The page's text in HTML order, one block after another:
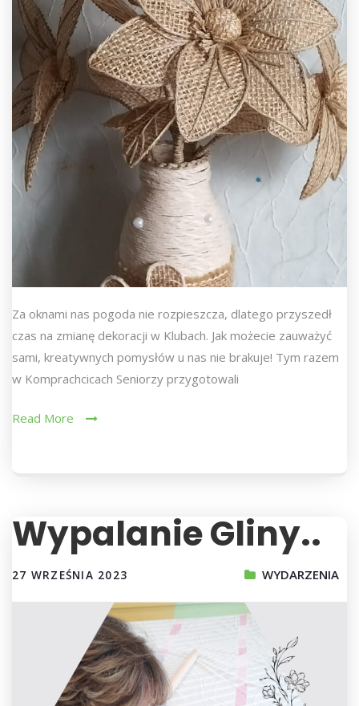
Za oknami nas pogoda nie rozpieszcza, dlatego przyszedł
czas na zmianę dekoracji w Klubach. Jak możecie zauważyć
sami, kreatywnych pomysłów u nas nie brakuje! Tym razem
w Komprachcicach Seniorzy przygotowali
Read More
Wypalanie Gliny..
27 WRZEŚNIA 2023 WYDARZENIA